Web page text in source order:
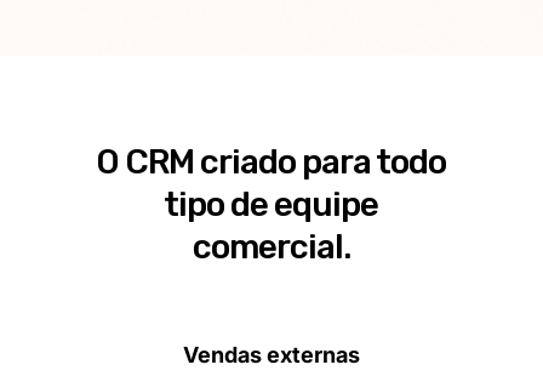
O CRM criado para todo
tipo de equipe
comercial.
Vendas externas